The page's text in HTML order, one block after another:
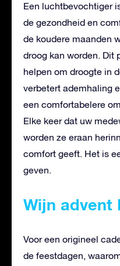
Een luchtbevochtiger
de gezondheid en
de koudere maanden
droog kan worden. Dit
helpen om droogte in
verbetert ademhaling
een comfortabelere
Elke keer dat uw
worden ze eraan
comfort geeft. Het is
geven.
Wijn advent
Voor een origineel
de feestdagen,